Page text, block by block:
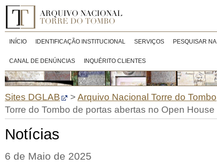
INÍCIO IDENTIFICAÇÃO INSTITUCIONAL SERVIÇOS PESQUISAR
CANAL DE DENÚNCIAS INQUÉRITO CLIENTES
Sites DGLAB >Arquivo Nacional Torre do Tombo
Torre do Tombo de portas abertas no Open
Notícias
6 de Maio de 2025